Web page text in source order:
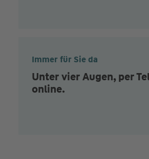
Immer für Sie da
Unter vier Augen, per
online.